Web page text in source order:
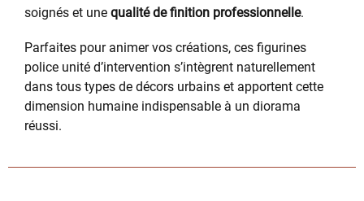
soignés et une qualité de finition professionnelle.
Parfaites pour animer vos créations, ces figurines
police unité d’intervention s’intègrent naturellement
dans tous types de décors urbains et apportent cette
dimension humaine indispensable à un diorama
réussi.